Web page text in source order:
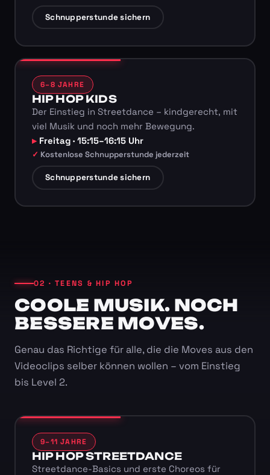
Schnupperstunde sichern
6–8 JAHRE
HIP HOP KIDS
Der Einstieg in Streetdance – kindgerecht, mit
viel Musik und noch mehr Bewegung.
Freitag · 15:15–16:15 Uhr
Kostenlose Schnupperstunde jederzeit
Schnupperstunde sichern
02 · TEENS & HIP HOP
COOLE MUSIK. NOCH
BESSERE MOVES.
Genau das Richtige für alle, die die Moves aus den
Videoclips selber können wollen – vom Einstieg
bis Level 2.
9–11 JAHRE
HIP HOP STREETDANCE
Streetdance-Basics und erste Choreos für